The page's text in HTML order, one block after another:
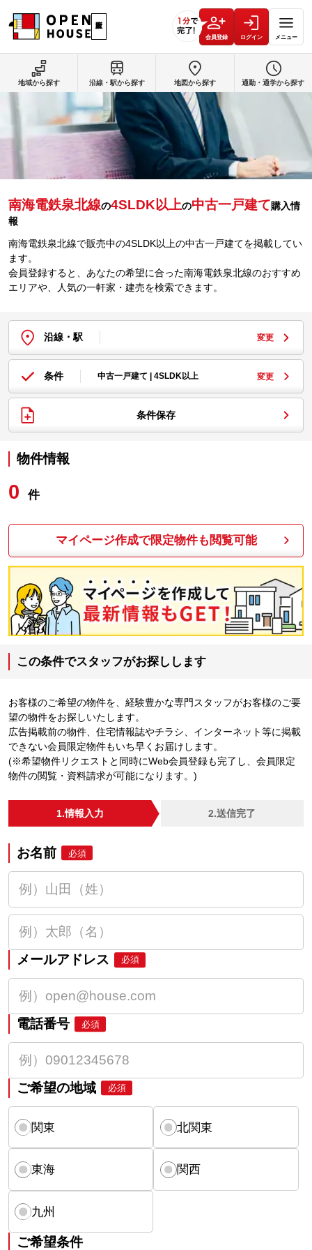
会員登録 ログイン メニュー
南海電鉄泉北線の4SLDK以上の中古一戸建て購入情
報
南海電鉄泉北線で販売中の4SLDK以上の中古一戸建てを掲載してい
ます。
会員登録すると、あなたの希望に合った南海電鉄泉北線のおすすめ
エリアや、人気の一軒家・建売を検索できます。
沿線・駅 変更
条件 中古一戸建て | 4SLDK以上 変更
条件保存
物件情報
0 件
マイページ作成で限定物件も閲覧可能
この条件でスタッフがお探しします
お客様のご希望の物件を、経験豊かな専門スタッフがお客様のご要
望の物件をお探しいたします。
広告掲載前の物件、住宅情報誌やチラシ、インターネット等に掲載
できない会員限定物件もいち早くお届けします。
(※希望物件リクエストと同時にWeb会員登録も完了し、会員限定
物件の閲覧・資料請求が可能になります。)
1.情報入力 2.送信完了
お名前 必須
メールアドレス 必須
電話番号 必須
ご希望の地域 必須
関東 北関東
東海 関西
九州
ご希望条件
地域から探す 沿線・駅から探す 地図から探す 通勤・通学から探す